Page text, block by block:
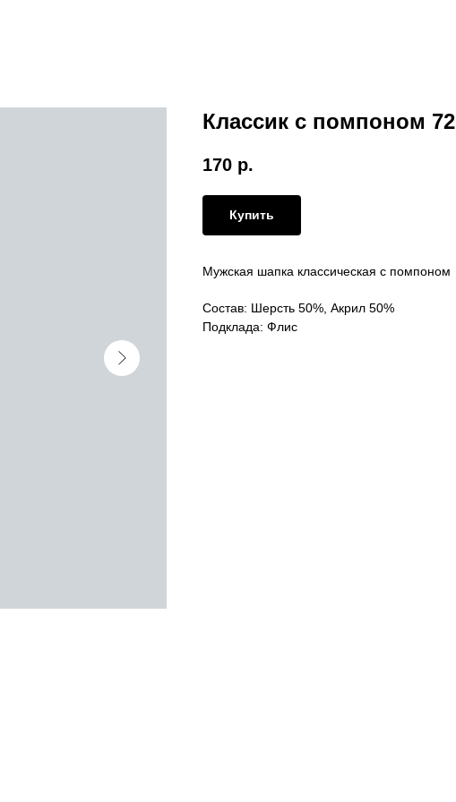
Классик с помпоном 72
170 р.
Купить
Мужская шапка классическая с помпоном
Состав: Шерсть 50%, Акрил 50%
Подклада: Флис